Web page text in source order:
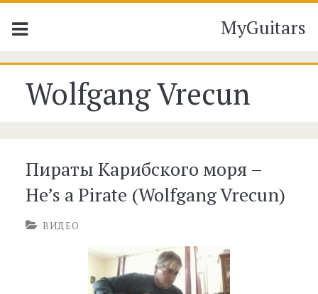
MyGuitars
Метка:
<span>Wolfgang
Wolfgang Vrecun
Пираты Карибского моря –
He’s a Pirate (Wolfgang Vrecun)
ВИДЕО